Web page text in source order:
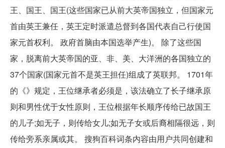
王、国王、国王(这些国家已从前大英帝国独立，但国家元
首由英王兼任，英王定时派遣总督到各国代表自己行使国
家元首权利。 政府首脑由本国选举产生)。 除了这些国
家，脱离前大英帝国的亚、非、美、大洋洲的各国独立的
37个国家(国家元首不是英王担任)组成了英联邦。 1701年
的《》规定，王位继承者必须是，该法确立了长子继承原
则和男性优于女性原则，王位根据年长顺序传给已故国王
的儿子;如无子，则传给女儿;如无子女或后裔相隔很远，则
传给旁系亲属或其。 搜狗百科词条内容由用户共同创建和